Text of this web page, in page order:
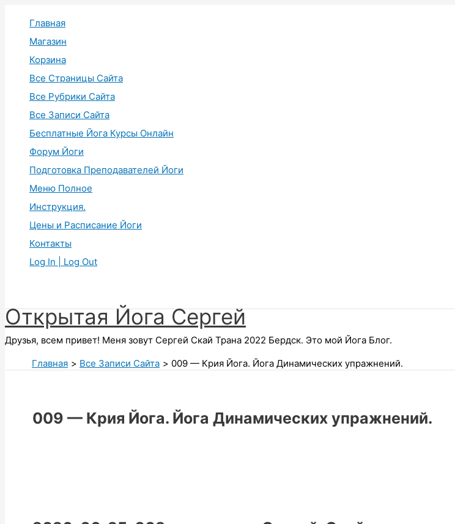
содержимому
Главная
Магазин
Корзина
Все Страницы Сайта
Все Рубрики Сайта
Все Записи Сайта
Бесплатные Йога Курсы Онлайн
Форум Йоги
Подготовка Преподавателей Йоги
Меню Полное
Инструкция.
Цены и Расписание Йоги
Контакты
Log In | Log Out
Открытая Йога Сергей
Друзья, всем привет! Меня зовут Сергей Скай Трана 2022 Бердск. Это мой Йога Блог.
Главная
Все Записи Сайта 009 — Крия Йога. Йога Динамических упражнений.
009 — Крия Йога. Йога Динамических упражнений.